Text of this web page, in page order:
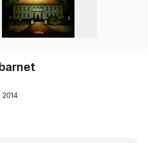
2014
antal röster: